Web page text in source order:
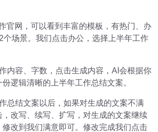
官网，可以看到丰富的模板，有热门、办
个场景。我们点击办公，选择上半年工作
内容、字数，点击生成内容，AI会根据你
逻辑清晰的上半年工作总结文案。
总结文案以后，如果对生成的文案不满
改写、续写、扩写，对生成的文案继续
改到我们满意即可。修改完成我们点击